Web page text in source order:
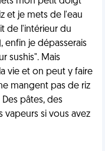
et je mets de l'eau
de l'intérieur du
enfin je dépasserais
sushis". Mais
vie et on peut y faire
mangent pas de riz
pâtes, des
vapeurs si vous avez